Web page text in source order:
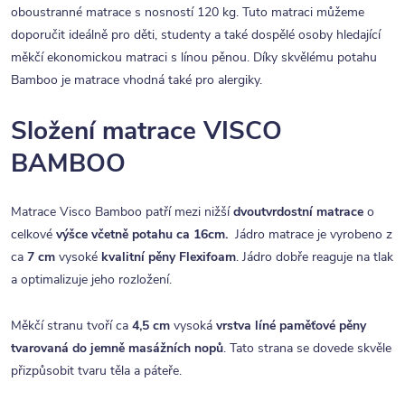
oboustranné matrace s nosností 120 kg. Tuto matraci můžeme
doporučit ideálně pro děti, studenty a také dospělé osoby hledající
měkčí ekonomickou matraci s línou pěnou. Díky skvělému potahu
Bamboo je matrace vhodná také pro alergiky.
Složení matrace VISCO
BAMBOO
Matrace Visco Bamboo patří mezi nižšídvoutvrdostní matrace o
celkové výšce včetně potahu ca 16cm. Jádro matrace je vyrobeno z
ca 7 cm vysoké kvalitní pěny Flexifoam. Jádro dobře reaguje na tlak
a optimalizuje jeho rozložení.
Měkčí stranu tvoří ca 4,5 cm vysoká vrstva líné paměťové pěny
tvarovaná do jemně masážních nopů. Tato strana se dovede skvěle
přizpůsobit tvaru těla a páteře.